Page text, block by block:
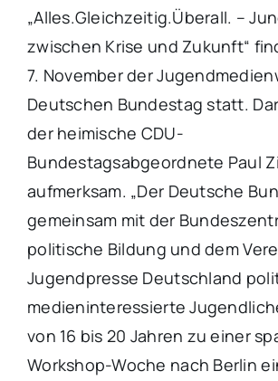
„Alles.Gleichzeitig.Überall. –
zwischen Krise und Zukunft“
7. November der
Deutschen Bundestag statt.
der heimische CDU-
Bundestagsabgeordnete Paul
aufmerksam. „Der Deutsche
gemeinsam mit der
politische Bildung und dem
Jugendpresse Deutschland
medieninteressierte
von 16 bis 20 Jahren zu einer
Workshop-Woche nach Berlin